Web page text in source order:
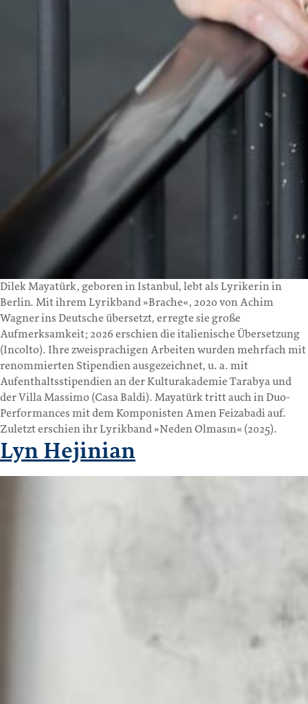
Dilek Mayatürk, geboren in Istanbul, lebt als Lyrikerin in
Berlin. Mit ihrem Lyrikband »Brache«, 2020 von Achim
Wagner ins Deutsche übersetzt, erregte sie große
Aufmerksamkeit; 2026 erschien die italienische Übersetzung
(Incolto). Ihre zweisprachigen Arbeiten wurden mehrfach mit
renommierten Stipendien ausgezeichnet, u. a. mit
Aufenthaltsstipendien an der Kulturakademie Tarabya und
der Villa Massimo (Casa Baldi). Mayatürk tritt auch in Duo-
Performances mit dem Komponisten Amen Feizabadi auf.
Zuletzt erschien ihr Lyrikband »Neden Olmasın« (2025).
Lyn Hejinian